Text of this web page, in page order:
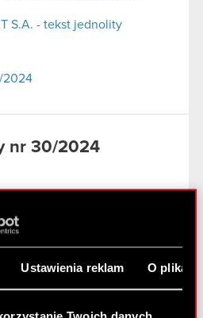
Ustawienia reklam O
S.A. - tekst jednolity
2024
nr 30/2024
rozwiązań
przez GOG Podstawa
S.A. z siedzibą w Warszawie
w…Czytaj dalej